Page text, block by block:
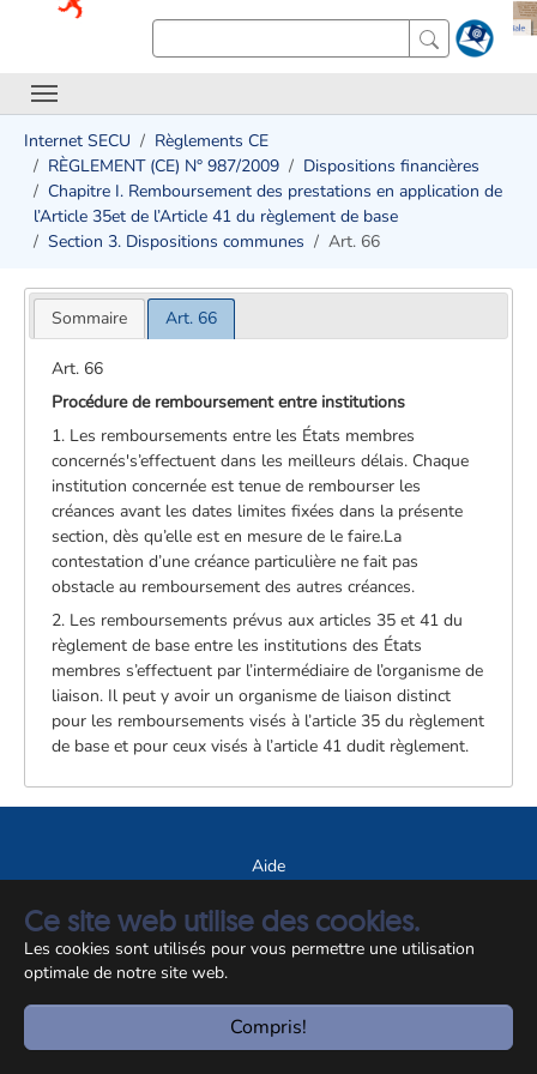
Ce site web utilise des cookies.
Les cookies sont utilisés pour vous permettre une utilisation
optimale de notre site web.
Compris!
Internet SECU
Règlements CE
RÈGLEMENT (CE) N° 987/2009
Dispositions financières
Chapitre I. Remboursement des prestations en application de
l’Article 35et de l’Article 41 du règlement de base
Section 3. Dispositions communes
Art. 66
Sommaire Art. 66
Art. 66
Procédure de remboursement entre institutions
1. Les remboursements entre les États membres
concernés's’effectuent dans les meilleurs délais. Chaque
institution concernée est tenue de rembourser les
créances avant les dates limites fixées dans la présente
section, dès qu’elle est en mesure de le faire.La
contestation d’une créance particulière ne fait pas
obstacle au remboursement des autres créances.
2. Les remboursements prévus aux articles 35 et 41 du
règlement de base entre les institutions des États
membres s’effectuent par l’intermédiaire de l’organisme de
liaison. Il peut y avoir un organisme de liaison distinct
pour les remboursements visés à l’article 35 du règlement
de base et pour ceux visés à l’article 41 dudit règlement.
Aide
Notice légale
© CCSS 2026